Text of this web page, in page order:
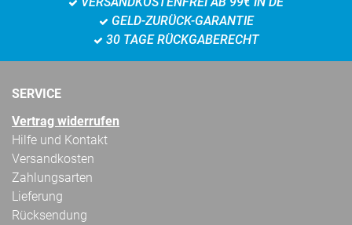
GELD-ZURÜCK-GARANTIE
30 TAGE RÜCKGABERECHT
SERVICE
Vertrag widerrufen
Hilfe und Kontakt
Versandkosten
Zahlungsarten
Lieferung
Rücksendung